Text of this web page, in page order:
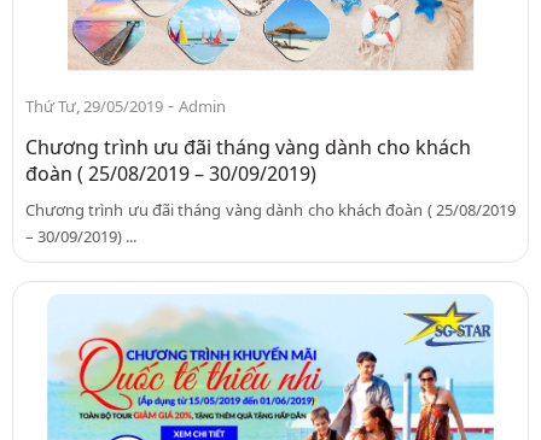
Thứ Tư, 29/05/2019 - Admin
Chương trình ưu đãi tháng vàng dành cho khách
đoàn ( 25/08/2019 – 30/09/2019)
Chương trình ưu đãi tháng vàng dành cho khách đoàn ( 25/08/2019
– 30/09/2019) ...